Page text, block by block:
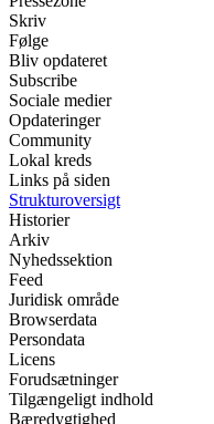
Skriv
Følge
Bliv opdateret
Subscribe
Sociale medier
Opdateringer
Community
Lokal kreds
Links på siden
Strukturoversigt
Historier
Arkiv
Nyhedssektion
Feed
Juridisk område
Browserdata
Persondata
Licens
Forudsætninger
Tilgængeligt indhold
Bæredygtighed